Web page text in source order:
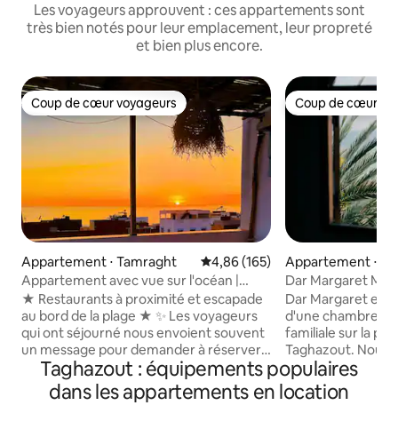
Les voyageurs approuvent : ces appartements sont
très bien notés pour leur emplacement, leur propreté
et bien plus encore.
Coup de cœur voyageurs
Coup de cœur voyageurs
Appartement ⋅ Tamraght Évaluation moyenne sur la
4,86 (165)
Appartement avec vue sur l'océan |
Terrasse ensoleillée à Tamraght
★ Restaurants à proximité et escapade
au bord de la plage ★ ✨ Les voyageurs
qui ont séjourné nous envoient souvent
un message pour demander à réserver à
nouveau avant même d'être partis✨
Voici Tamraght : votre escapade idéale
au bord de la plage. Une ambiance
Coup de cœur
Coup de cœur
Appartement ⋅
Dar Margaret
numériques
Dar Margaret est
d'une chambre
familiale sur la
Taghazout. Nous avons équipé l'espace
de conforts
d'autres
Taghazout (ou
Taghazout : équipements populaires
dans les appartements en location